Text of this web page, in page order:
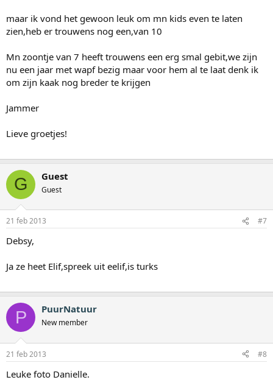
maar ik vond het gewoon leuk om mn kids even te laten
zien,heb er trouwens nog een,van 10
Mn zoontje van 7 heeft trouwens een erg smal gebit,we zijn
nu een jaar met wapf bezig maar voor hem al te laat denk ik
om zijn kaak nog breder te krijgen
Jammer
Lieve groetjes!
G Guest
Guest
21 feb 2013 #7
Debsy,
Ja ze heet Elif,spreek uit eelif,is turks
P PuurNatuur
New member
21 feb 2013 #8
Leuke foto Danielle.